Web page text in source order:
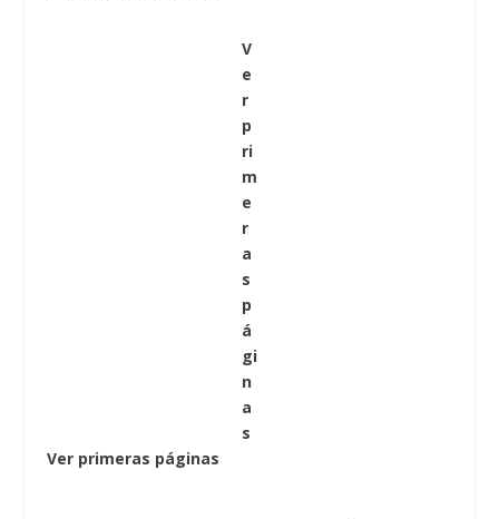
V
e
r
p
ri
m
e
r
a
s
p
á
gi
n
a
s
Ver primeras páginas